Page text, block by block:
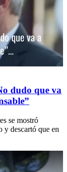
el caso Los
dudo que va
se mostró
y descartó que en